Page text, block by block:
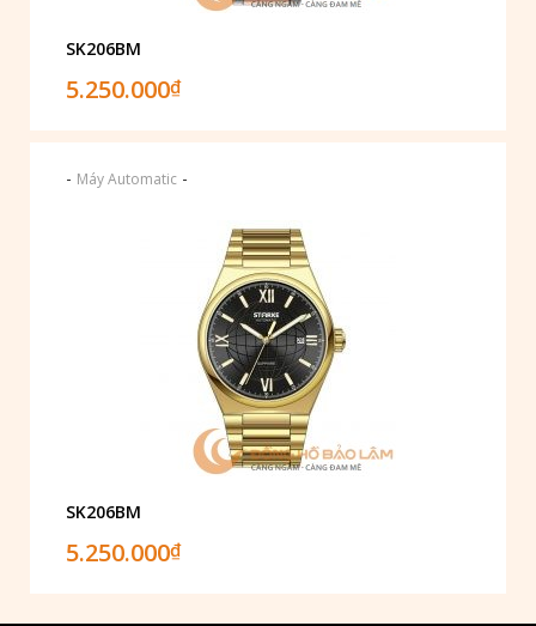
SK206BM
5.250.000₫
- Máy Automatic -
SK206BM
5.250.000₫